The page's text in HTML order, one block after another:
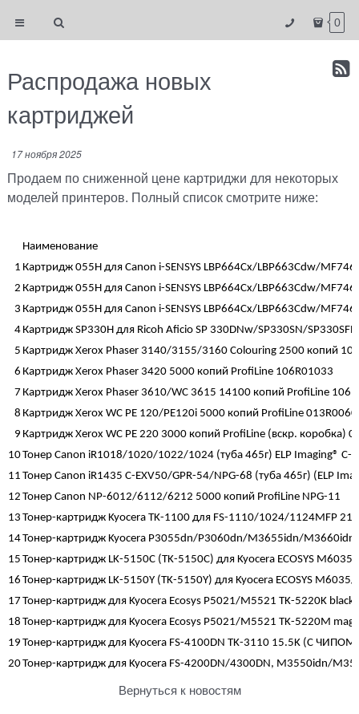
0
Распродажа новых
картриджей
17 ноября 2025
Продаем по сниженной цене картриджи для некоторых
моделей принтеров. Полный список смотрите ниже:
Наименование
1 Картридж 055H для Canon i-SENSYS LBP664Cx/LBP663Cdw/
2 Картридж 055H для Canon i-SENSYS LBP664Cx/LBP663Cdw/
3 Картридж 055H для Canon i-SENSYS LBP664Cx/LBP663Cdw/
4 Картридж SP330H для Ricoh Aficio SP 330DNw/SP330SN/
5 Картридж Xerox Phaser 3140/3155/3160 Colouring 2500 копий
6 Картридж Xerox Phaser 3420 5000 копий ProfiLine 106R01033
7 Картридж Xerox Phaser 3610/WC 3615 14100 копий ProfiLine
8 Картридж Xerox WC PE 120/PE120i 5000 копий ProfiLine
9 Картридж Xerox WC PE 220 3000 копий ProfiLine (вскр.
10Тонер Canon iR1018/1020/1022/1024 (туба 465г) ELP Imaging® С-
11 Тонер Canon iR1435 C-EXV50/GPR-54/NPG-68 (туба 465г) (ELP
12 Тонер Canon NP-6012/6112/6212 5000 копий ProfiLine NPG-11
13 Тонер-картридж Kyocera TK-1100 для FS-1110/1024/1124MFP
14Тонер-картридж Kyocera P3055dn/P3060dn/M3655idn/M3660idn
15 Тонер-картридж LK-5150C (TK-5150C) для Kyocera ECOSYS
16 Тонер-картридж LK-5150Y (TK-5150Y) для Kyocera ECOSYS
17 Тонер-картридж для Kyocera Ecosys P5021/M5521 TK-5220K
18 Тонер-картридж для Kyocera Ecosys P5021/M5521 TK-5220M
19 Тонер-картридж для Kyocera FS-4100DN TK-3110 15.5K (С
20Тонер-картридж для Kyocera FS-4200DN/4300DN, M3550idn/
Вернуться к новостям